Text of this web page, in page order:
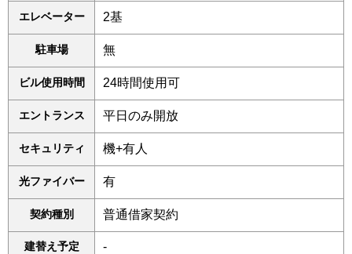
エレベーター 2基
駐車場 無
ビル使用時間 24時間使用可
エントランス 平日のみ開放
セキュリティ 機+有人
光ファイバー 有
契約種別 普通借家契約
建替え予定 -